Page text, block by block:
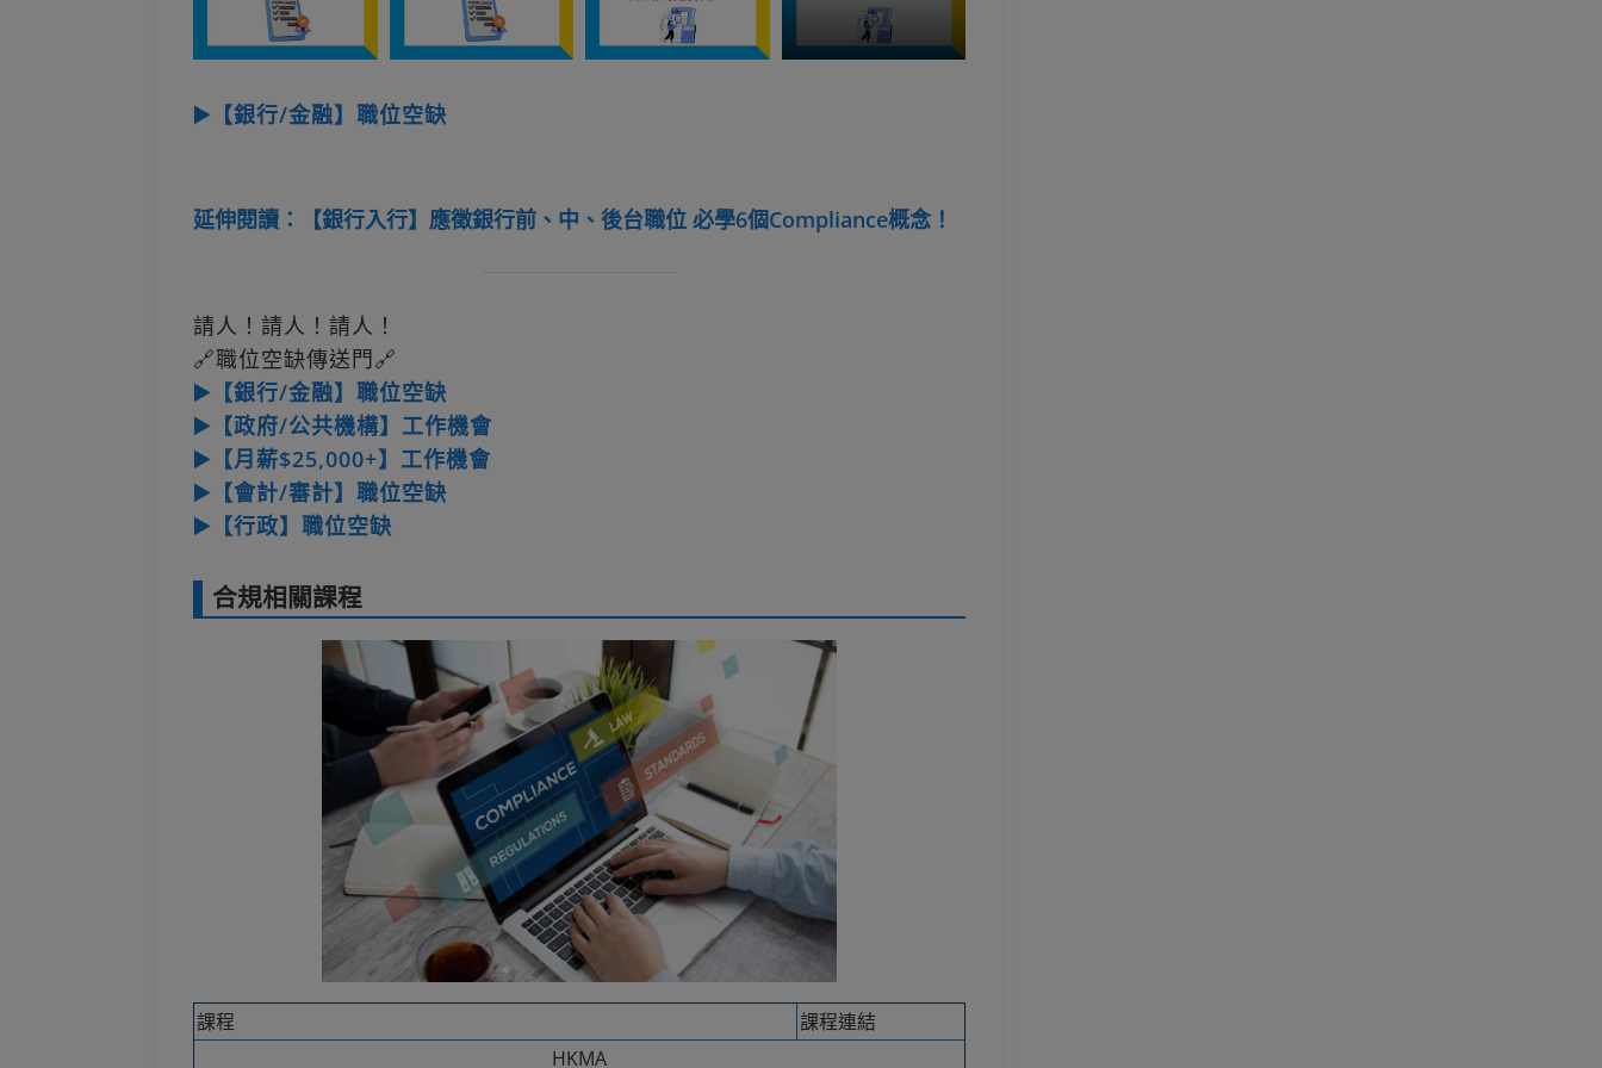
▶️【銀行/金融】職位空缺
延伸閱讀：【銀行入行】應徵銀行前、中、後台職位 必學6個Compliance概念！
請人！請人！請人！
🔗職位空缺傳送門🔗
▶️【銀行/金融】職位空缺
▶️【政府/公共機構】工作機會
▶️【月薪$25,000+】工作機會
▶️【會計/審計】職位空缺
▶️【行政】職位空缺
合規相關課程
課程
課程連結
HKMA